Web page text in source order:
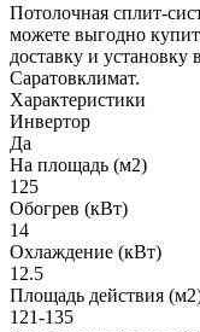
Потолочная сплит-
можете выгодно
доставку и установку
Саратовклимат.
Характеристики
Инвертор
Да
На площадь (м2)
125
Обогрев (кВт)
14
Охлаждение (кВт)
12.5
Площадь действия
121-135